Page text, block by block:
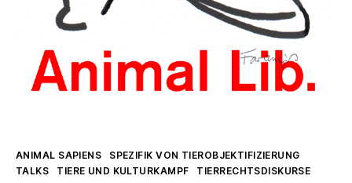
Kategorien
ANIMAL SAPIENS
SPEZIFIK VON TIEROBJEKTIFIZIERUNG
TALKS
TIERE UND KULTURKAMPF
TIERRECHTSDISKURSE